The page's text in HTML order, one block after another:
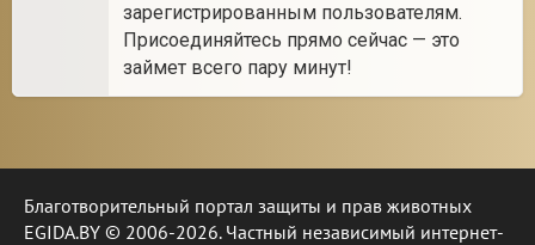
зарегистрированным пользователям.
Присоединяйтесь прямо сейчас — это
займет всего пару минут!
Благотворительный портал защиты и прав животных
EGIDA.BY © 2006-2026. Частный независимый интернет-